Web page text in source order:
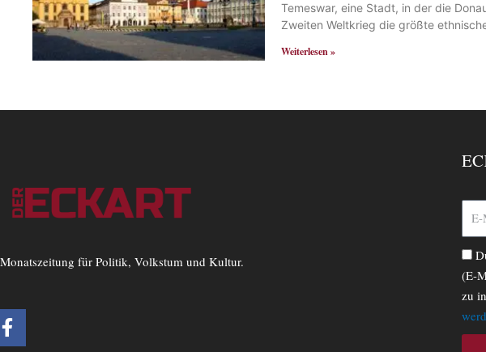
Temeswar, eine Stadt, in der die
Zweiten Weltkrieg die größte
Weiterlesen »
Monatszeitung für Politik, Volkstum und Kultur.
F
a
(E-
zu